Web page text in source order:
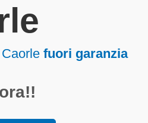
fuori garanzia